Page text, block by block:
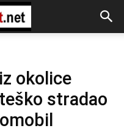
okolice
stradao